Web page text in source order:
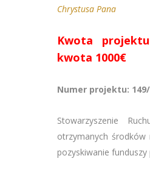
Chrystusa Pana
Kwota
kwota 1000€
Numer projektu: 149/
Stowarzyszenie
otrzymanych
pozyskiwanie